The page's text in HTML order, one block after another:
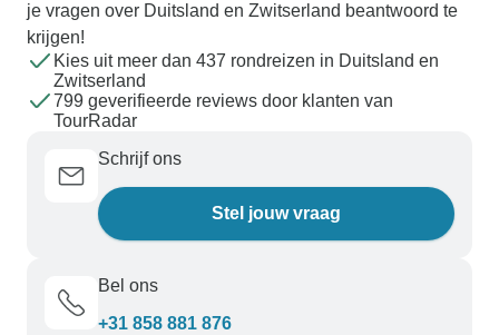
je vragen over Duitsland en Zwitserland beantwoord te
krijgen!
Kies uit meer dan 437 rondreizen in Duitsland en
Zwitserland
799 geverifieerde reviews door klanten van
TourRadar
Schrijf ons
Stel jouw vraag
Bel ons
+31 858 881 876